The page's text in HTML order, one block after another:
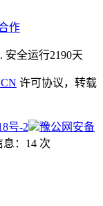
作
安全运行2190天
许可协议，转载
号-2
豫公网安备
息：14 次